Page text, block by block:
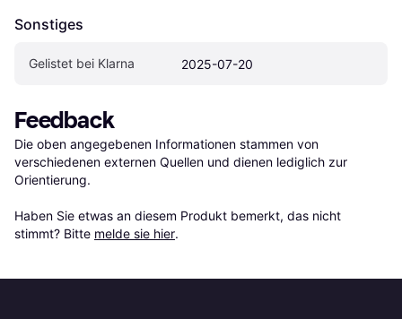
Sonstiges
Gelistet bei Klarna 2025-07-20
Feedback
Die oben angegebenen Informationen stammen von
verschiedenen externen Quellen und dienen lediglich zur
Orientierung.
Haben Sie etwas an diesem Produkt bemerkt, das nicht
stimmt? Bitte melde sie hier.